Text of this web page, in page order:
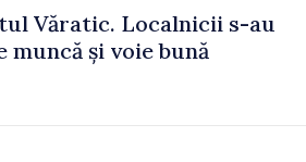
Văratic. Localnicii s-au
și voie bună